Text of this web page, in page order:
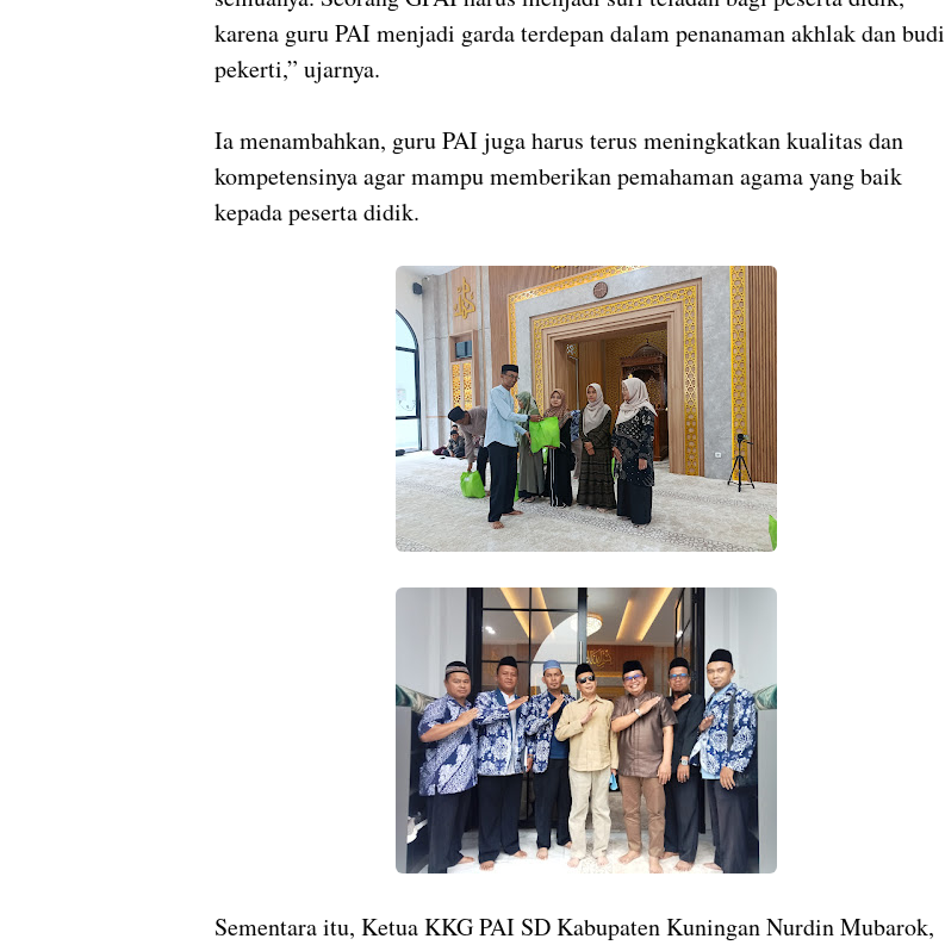
karena guru PAI menjadi garda terdepan dalam penanaman akhlak dan budi
pekerti,” ujarnya.
Ia menambahkan, guru PAI juga harus terus meningkatkan kualitas dan
kompetensinya agar mampu memberikan pemahaman agama yang baik
kepada peserta didik.
Sementara itu, Ketua KKG PAI SD Kabupaten Kuningan Nurdin Mubarok,